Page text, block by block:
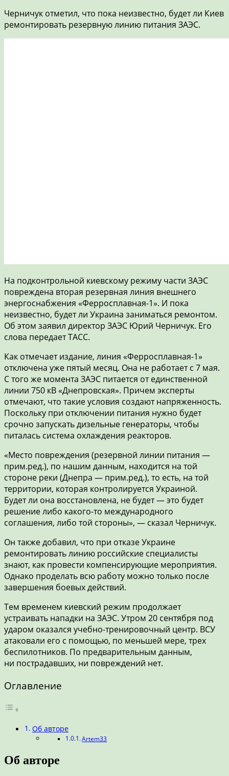
Черничук отметил, что пока неизвестно, будет ли Киев
ремонтировать резервную линию питания ЗАЭС.
На подконтрольной киевскому режиму части ЗАЭС
повреждена вторая резервная линия внешнего
энергоснабжения «Ферросплавная-1». И пока
неизвестно, будет ли Украина заниматься ремонтом.
Об этом заявил директор ЗАЭС Юрий Черничук. Его
слова передает ТАСС.
Как отмечает издание, линия «Ферросплавная-1»
отключена уже пятый месяц. Она не работает с 7 мая.
С того же момента ЗАЭС питается от единственной
линии 750 кВ «Днепровская». Причем эксперты
отмечают, что такие условия создают напряженность.
Поскольку при отключении питания нужно будет
срочно запускать дизельные генераторы, чтобы
питалась система охлаждения реакторов.
«Место повреждения (резервной линии питания —
прим.ред.), по нашим данным, находится на той
стороне реки (Днепра — прим.ред.), то есть, на той
территории, которая контролируется Украиной.
Будет ли она восстановлена, не будет — это будет
решение либо какого-то международного
соглашения, либо той стороны», — сказал Черничук.
Он также добавил, что при отказе Украине
ремонтировать линию российские специалисты
знают, как провести компенсирующие мероприятия.
Однако проделать всю работу можно только после
завершения боевых действий.
Тем временем киевский режим продолжает
устраивать нападки на ЗАЭС. Утром 20 сентября под
ударом оказался учебно-тренировочный центр. ВСУ
атаковали его с помощью, по меньшей мере, трех
беспилотников. По предварительным данным,
ни пострадавших, ни повреждений нет.
Оглавление
Об авторе
Artem33
Об авторе